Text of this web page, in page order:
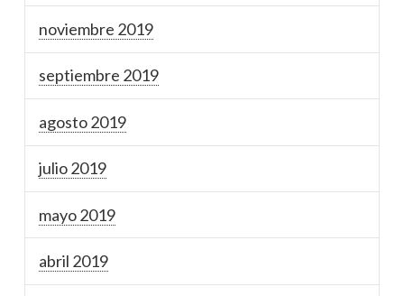
noviembre 2019
septiembre 2019
agosto 2019
julio 2019
mayo 2019
abril 2019